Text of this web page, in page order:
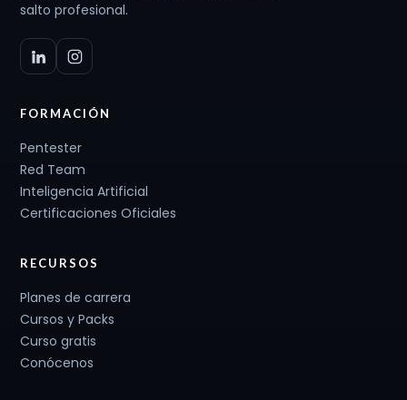
salto profesional.
FORMACIÓN
Pentester
Red Team
Inteligencia Artificial
Certificaciones Oficiales
RECURSOS
Planes de carrera
Cursos y Packs
Curso gratis
Conócenos